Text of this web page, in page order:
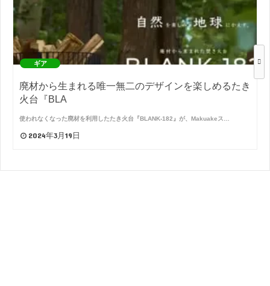
ギア
廃材から生まれる唯一無二のデザインを楽しめるたき
火台『BLA
使われなくなった廃材を利用したたき火台『BLANK-182』が、Makuakeス…
2024年3月19日